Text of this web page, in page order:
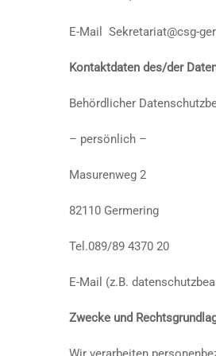
E-Mail Sekretariat@csg-
Kontaktdaten des/der
Behördlicher
– persönlich –
Masurenweg 2
82110 Germering
Tel.089/89 4370 20
E-Mail (z.B.
Zwecke und